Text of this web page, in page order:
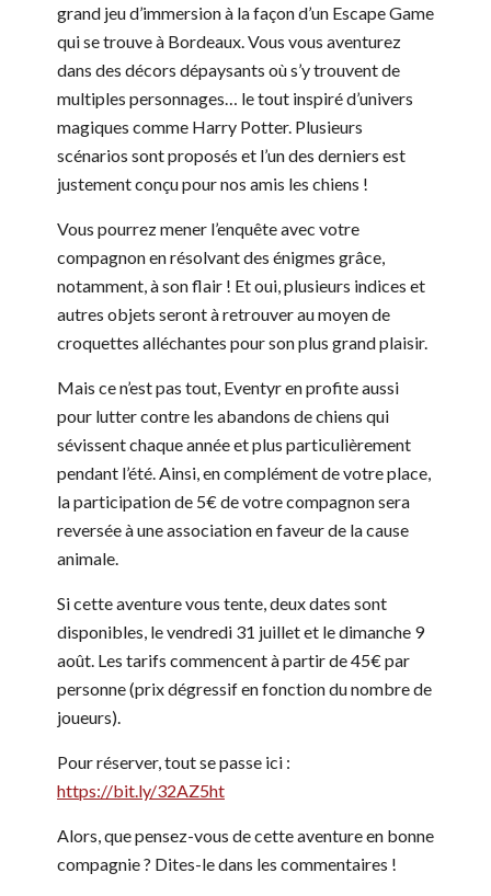
grand jeu d’immersion à la façon d’un Escape Game
qui se trouve à Bordeaux. Vous vous aventurez
dans des décors dépaysants où s’y trouvent de
multiples personnages… le tout inspiré d’univers
magiques comme Harry Potter. Plusieurs
scénarios sont proposés et l’un des derniers est
justement conçu pour nos amis les chiens !
Vous pourrez mener l’enquête avec votre
compagnon en résolvant des énigmes grâce,
notamment, à son flair ! Et oui, plusieurs indices et
autres objets seront à retrouver au moyen de
croquettes alléchantes pour son plus grand plaisir.
Mais ce n’est pas tout, Eventyr en profite aussi
pour lutter contre les abandons de chiens qui
sévissent chaque année et plus particulièrement
pendant l’été. Ainsi, en complément de votre place,
la participation de 5€ de votre compagnon sera
reversée à une association en faveur de la cause
animale.
Si cette aventure vous tente, deux dates sont
disponibles, le vendredi 31 juillet et le dimanche 9
août. Les tarifs commencent à partir de 45€ par
personne (prix dégressif en fonction du nombre de
joueurs).
Pour réserver, tout se passe ici :
https://bit.ly/32AZ5ht
Alors, que pensez-vous de cette aventure en bonne
compagnie ? Dites-le dans les commentaires !